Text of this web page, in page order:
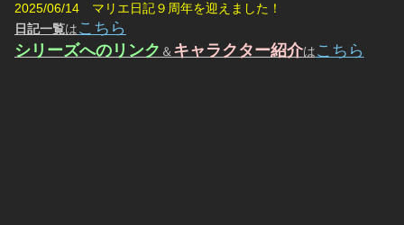
2025/06/14　マリエ日記９周年を迎えました！
日記一覧はこちら
シリーズへのリンク ＆ キャラクター紹介はこちら